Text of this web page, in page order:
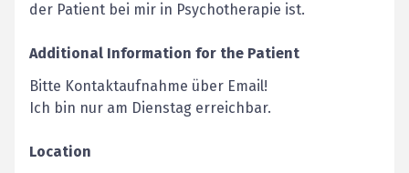
der Patient bei mir in Psychotherapie ist.
Additional Information for the Patient
Bitte Kontaktaufnahme über Email!
Ich bin nur am Dienstag erreichbar.
Location